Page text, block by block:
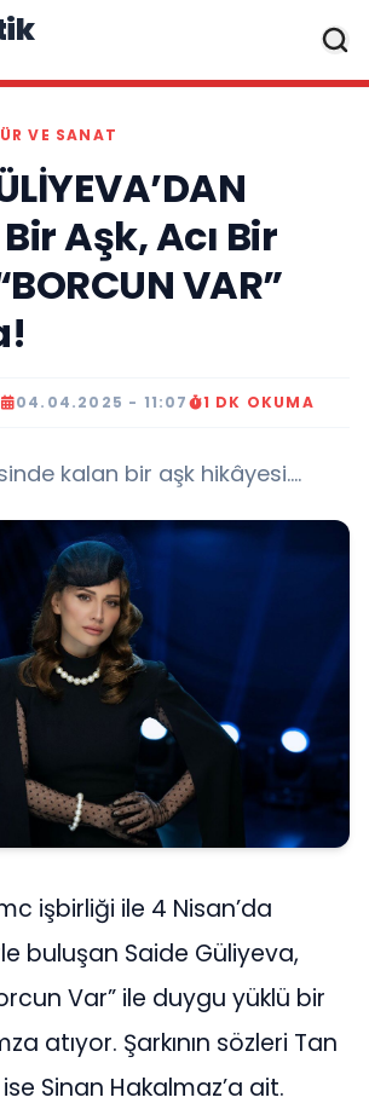
VE SANAT
Aşk, Acı Bir
VAR”
04.04.2025 - 11:07 1 DK OKUMA
kalan bir aşk hikâyesi….
işbirliği ile 4 Nisan’da
buluşan Saide Güliyeva,
Var” ile duygu yüklü bir
atıyor. Şarkının sözleri Tan
ise Sinan Hakalmaz’a ait.